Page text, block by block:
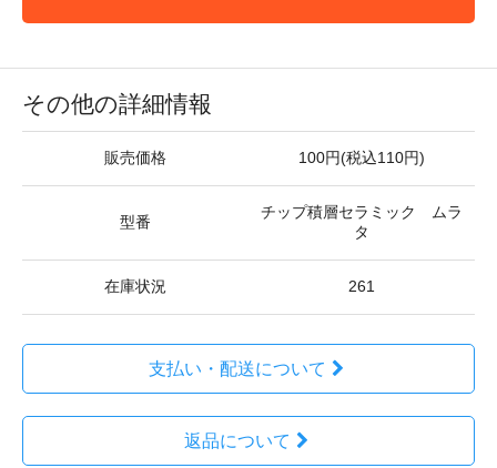
その他の詳細情報
販売価格 100円(税込110円)
型番
チップ積層セラミック ムラ
タ
在庫状況 261
支払い・配送について
返品について